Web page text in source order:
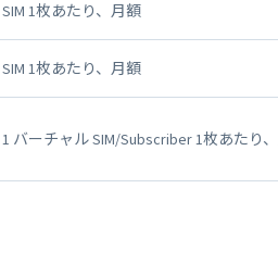
ビルダ
SMS 送信サービス
Soracom Cloud MFA
SIM 1枚あたり、月額
SIM 1枚あたり、月額
1 バーチャル SIM/Subscriber 1枚あたり